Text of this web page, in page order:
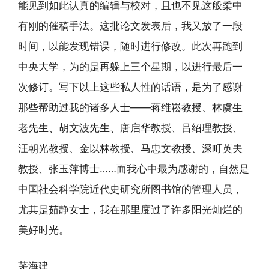
能见到如此认真的编辑与校对，且也不见这般柔中
有刚的催稿手法。这批论文发表后，我又放了一段
时间，以能发现错误，随时进行修改。此次再跑到
中央大学，为的是再躲上三个星期，以进行最后一
次修订。写下以上这些私人性的话语，是为了感谢
那些帮助过我的诸多人士——蒋维崧教授、林虞生
老先生、胡文波先生、唐启华教授、吕绍理教授、
汪朝光教授、金以林教授、马忠文教授、深町英夫
教授、张玉萍博士……而我心中最为感谢的，自然是
中国社会科学院近代史研究所图书馆的管理人员，
尤其是茹静女士，我在那里度过了许多阳光灿烂的
美好时光。
茅海建